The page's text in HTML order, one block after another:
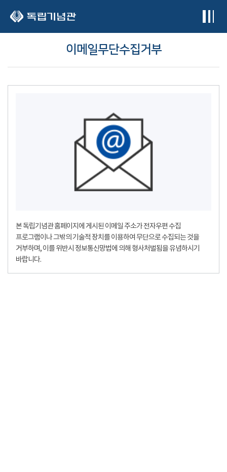
이메일무단수집거부
본 독립기념관 홈페이지에 게시된 이메일 주소가 전자우편 수집
프로그램이나 그밖의 기술적 장치를 이용하여 무단으로 수집되는 것을
거부하며, 이를 위반시 정보통신망법에 의해 형사처벌됨을 유념하시기
바랍니다.